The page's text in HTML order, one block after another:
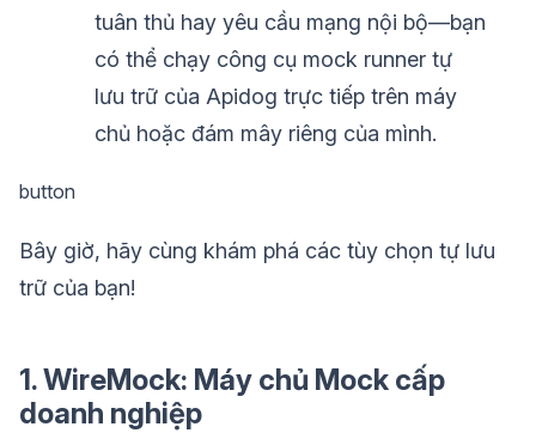
tuân thủ hay yêu cầu mạng nội bộ—bạn
có thể chạy công cụ mock runner tự
lưu trữ của Apidog trực tiếp trên máy
chủ hoặc đám mây riêng của mình.
button
Bây giờ, hãy cùng khám phá các tùy chọn tự lưu
trữ của bạn!
1. WireMock: Máy chủ Mock cấp
doanh nghiệp